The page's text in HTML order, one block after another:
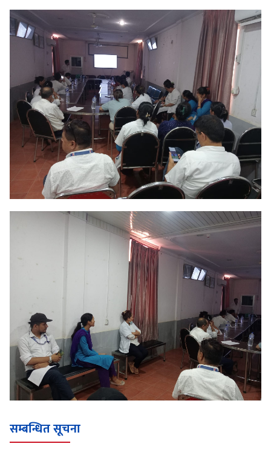
सम्बन्धित सूचना